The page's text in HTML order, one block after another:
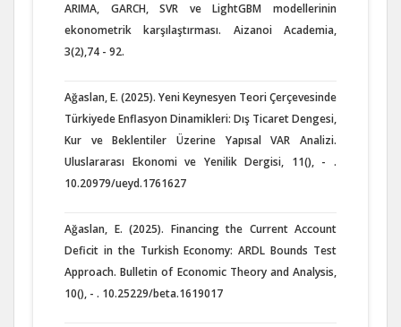
ARIMA, GARCH, SVR ve LightGBM modellerinin
ekonometrik karşılaştırması. Aizanoi Academia,
3(2),74 - 92.
Ağaslan, E. (2025). Yeni Keynesyen Teori Çerçevesinde
Türkiyede Enflasyon Dinamikleri: Dış Ticaret Dengesi,
Kur ve Beklentiler Üzerine Yapısal VAR Analizi.
Uluslararası Ekonomi ve Yenilik Dergisi, 11(), - .
10.20979/ueyd.1761627
Ağaslan, E. (2025). Financing the Current Account
Deficit in the Turkish Economy: ARDL Bounds Test
Approach. Bulletin of Economic Theory and Analysis,
10(), - . 10.25229/beta.1619017